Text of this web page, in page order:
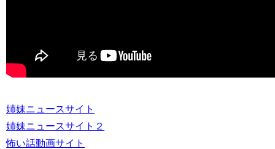
姉妹ニュースサイト
姉妹ニュースサイト２
怖い話動画サイト